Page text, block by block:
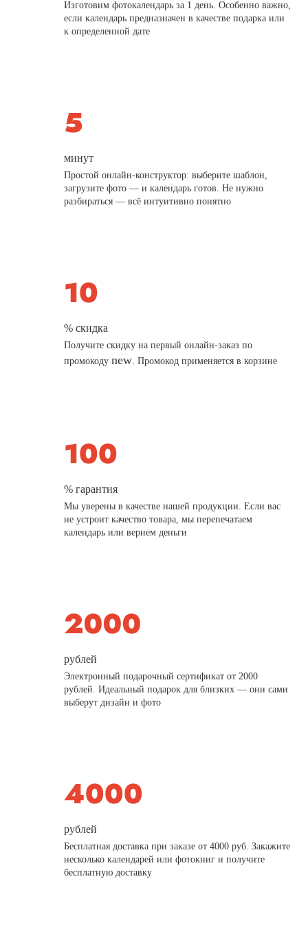
Изготовим фотокалендарь за 1 день. Особенно важно,
если календарь предназначен в качестве подарка или
к определенной дате
минут
Простой онлайн-конструктор: выберите шаблон,
загрузите фото — и календарь готов. Не нужно
разбираться — всё интуитивно понятно
% скидка
Получите скидку на первый онлайн-заказ по
промокодуnew. Промокод применяется в корзине
% гарантия
Мы уверены в качестве нашей продукции. Если вас
не устроит качество товара, мы перепечатаем
календарь или вернем деньги
рублей
Электронный подарочный сертификат от 2000
рублей. Идеальный подарок для близких — они сами
выберут дизайн и фото
рублей
Бесплатная доставка при заказе от 4000 руб. Закажите
несколько календарей или фотокниг и получите
бесплатную доставку